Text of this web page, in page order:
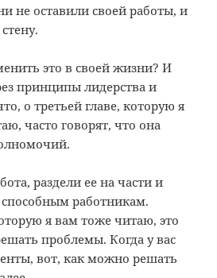
не оставили своей работы, и
это в своей жизни? И
принципы лидерства и
о третьей главе, которую я
часто говорят, что она
раздели ее на части и
работникам.
я вам тоже читаю, это
проблемы. Когда у вас
вот, как можно решать